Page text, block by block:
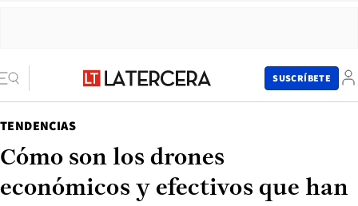
SUSCRÍBETE
TENDENCIAS
Cómo son los drones
económicos y efectivos que han